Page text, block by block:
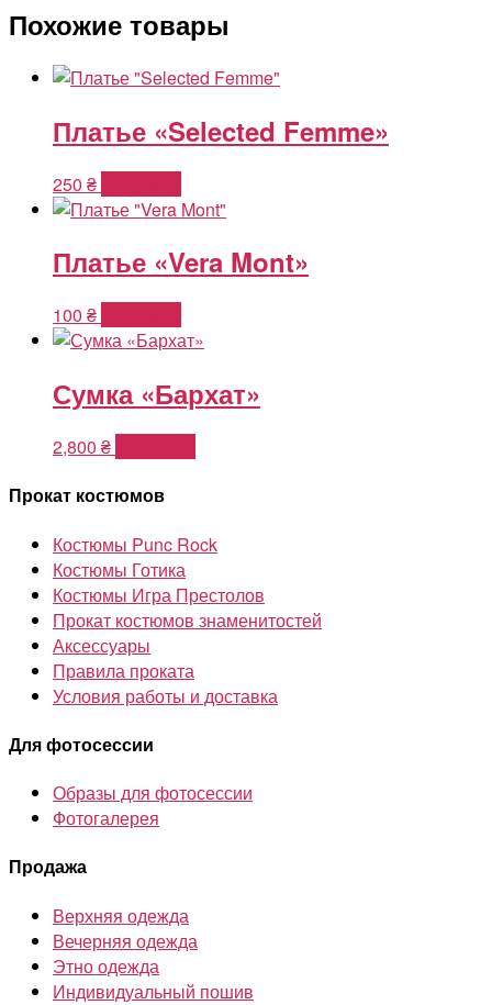
Похожие товары
Платье «Selected Femme»
250 ₴
Платье «Vera Mont»
100 ₴
Сумка «Бархат»
2,800 ₴
Прокат костюмов
Костюмы Punc Rock
Костюмы Готика
Костюмы Игра Престолов
Прокат костюмов знаменитостей
Аксессуары
Правила проката
Условия работы и доставка
Для фотосессии
Образы для фотосессии
Фотогалерея
Продажа
Верхняя одежда
Вечерняя одежда
Этно одежда
Индивидуальный пошив